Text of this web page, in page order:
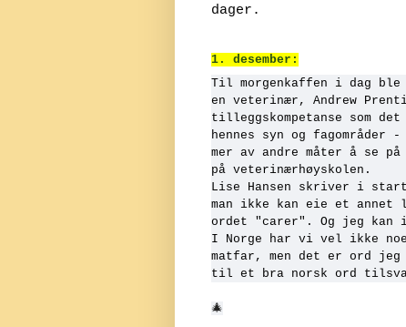
dager.
1. desember:
Til morgenkaffen i dag
en veterinær, Andrew
tilleggskompetanse som
hennes syn og
mer av andre måter å se
på veterinærhøyskolen.
Lise Hansen skriver i
man ikke kan eie et annet
ordet "carer". Og jeg kan
I Norge har vi vel ikke
matfar, men det er ord jeg
til et bra norsk ord
🎄